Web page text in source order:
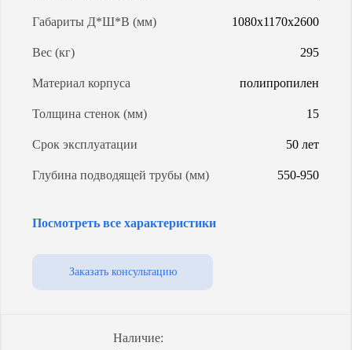
Габариты Д*Ш*В (мм) 1080х1170х2600
Вес (кг) 295
Материал корпуса полипропилен
Толщина стенок (мм) 15
Срок эксплуатации 50 лет
Глубина подводящей трубы (мм) 550-950
Уровень грунтовых вод
Посмотреть все характеристики
Заказать консультацию
Наличие: